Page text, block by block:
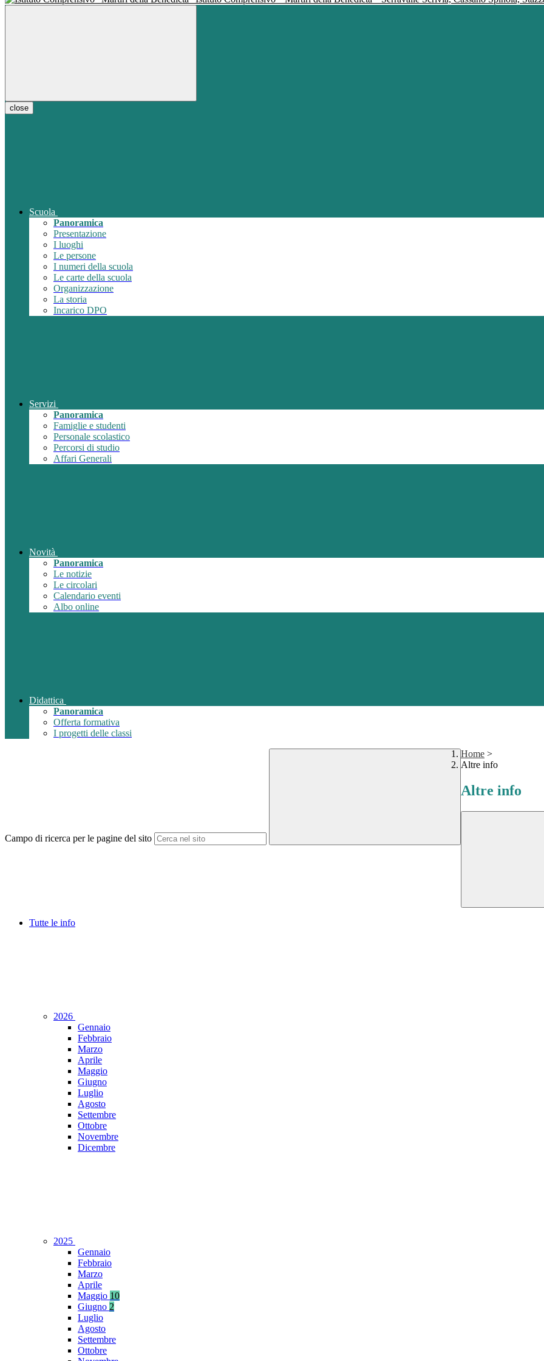
close
Scuola
Panoramica
Presentazione
I luoghi
Le persone
I numeri della scuola
Le carte della scuola
Organizzazione
La storia
Incarico DPO
Servizi
Panoramica
Famiglie e studenti
Personale scolastico
Percorsi di studio
Affari Generali
Novità
Panoramica
Le notizie
Le circolari
Calendario eventi
Albo online
Didattica
Panoramica
Offerta formativa
I progetti delle classi
Campo di ricerca per le pagine del sito
Home >
Altre info
Altre info
Tutte le info
2026
Gennaio
Febbraio
Marzo
Aprile
Maggio
Giugno
Luglio
Agosto
Settembre
Ottobre
Novembre
Dicembre
2025
Gennaio
Febbraio
Marzo
Aprile
Maggio 10
Giugno 2
Luglio
Agosto
Settembre
Ottobre